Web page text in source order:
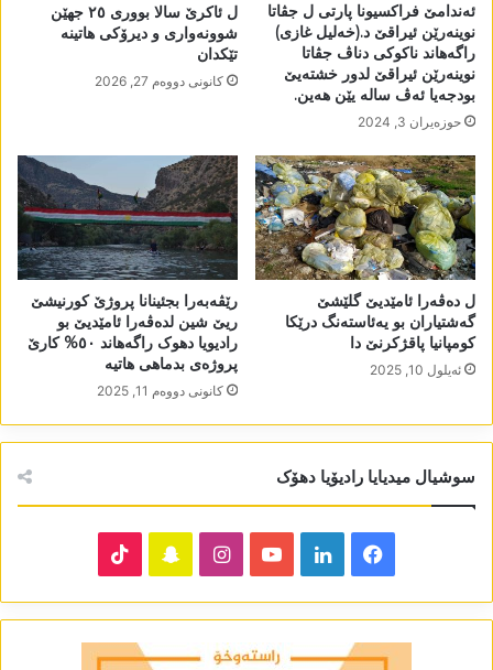
ئەندامێ فراکسیونا پارتی ل جڤاتا
نوینەرێن ئیراقێ د.(خەلیل غازی)
راگەھاند ناکوکی دناڤ جڤاتا
نوینەرێن ئیراقێ لدور خشتەیێ
بودجەیا ئەڤ سالە یێن ھەین.
حوزه‌یران 3, 2024
ل ئاکرێ سالا بووری ٢٥ جھێن
شوونەواری و دیرۆکی ھاتینە
تێکدان
كانونی دووه‌م 27, 2026
ل دەڤەرا ئامێدیێ گلێشێ
گەشتیاران بو یەئاستەنگ درێکا
کومپانیا پاقژکرنێ دا
ئه‌یلول 10, 2025
رێڤەبەرا بجئینانا پروژێ کورنیشێ
ریێ شین لدەڤەرا ئامێدیێ بو
رادیویا دھوک راگەھاند ٥٠% کارێ
پروژەی بدماھی ھاتیە
كانونی دووه‌م 11, 2025
سوشیال میدیایا رادیۆیا دھۆک
Facebook
LinkedIn
YouTube
Instagram
Snapchat